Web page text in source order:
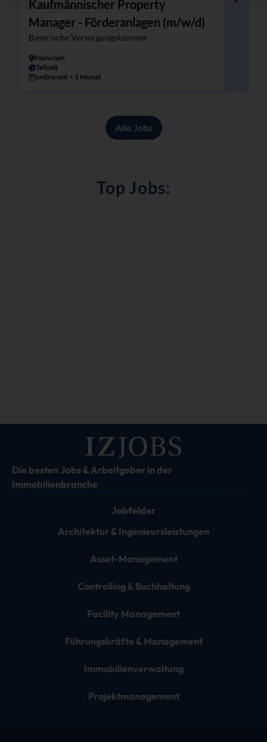
Kaufmännischer Property
Manager - Förderanlagen (m/w/d)
Bayerische Versorgungskammer
München
Teilzeit
online seit > 1 Monat
Alle Jobs
Top Jobs:
Die besten Jobs & Arbeitgeber in der
Immobilienbranche
Jobfelder
Architektur & Ingenieursleistungen
Asset-Management
Controlling & Buchhaltung
Facility Management
Führungskräfte & Management
Immobilienverwaltung
Projektmanagement